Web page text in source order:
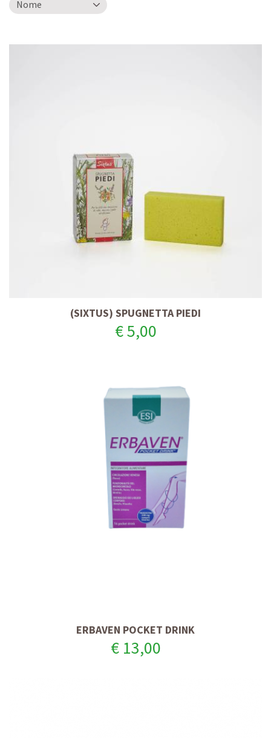
(SIXTUS) SPUGNETTA PIEDI
€ 5,00
ERBAVEN POCKET DRINK
€ 13,00